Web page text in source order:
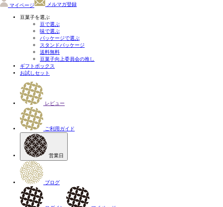
マイページ メルマガ登録
豆菓子を選ぶ
豆で選ぶ
味で選ぶ
パッケージで選ぶ
スタンドパッケージ
送料無料
豆菓子向上委員会の推し
ギフトボックス
お試しセット
レビュー
ご利用ガイド
営業日
ブログ